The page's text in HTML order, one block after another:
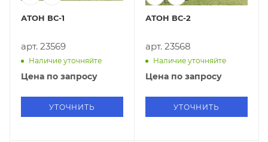
АТОН ВС-1
арт. 23569
Наличие уточняйте
Цена по запросу
УТОЧНИТЬ
АТОН ВС-2
арт. 23568
Наличие уточняйте
Цена по запросу
УТОЧНИТЬ